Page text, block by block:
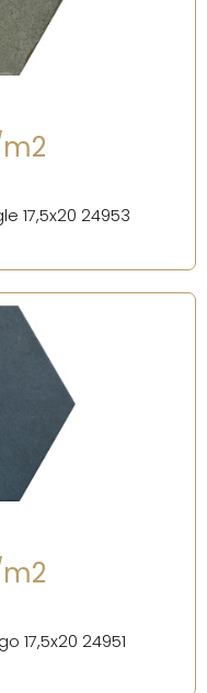
m2
17,5x20 24953
m2
17,5x20 24951